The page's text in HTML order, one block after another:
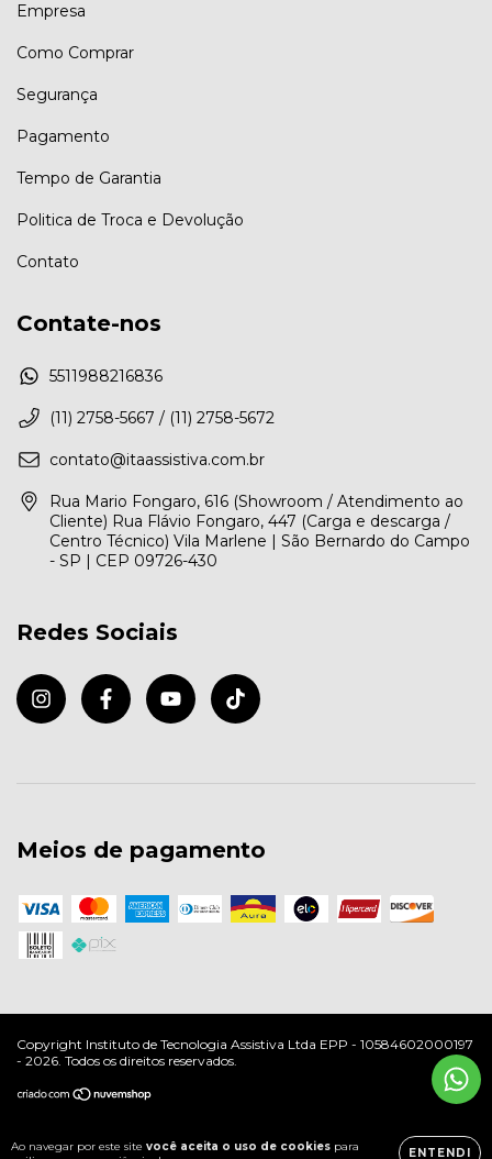
Ao navegar por este site você aceita o uso de cookies para
ENTENDI
Empresa
Como Comprar
Segurança
Pagamento
Tempo de Garantia
Politica de Troca e Devolução
Contato
Contate-nos
5511988216836
(11) 2758-5667 / (11) 2758-5672
contato@itaassistiva.com.br
Rua Mario Fongaro, 616 (Showroom / Atendimento ao
Cliente) Rua Flávio Fongaro, 447 (Carga e descarga /
Centro Técnico) Vila Marlene | São Bernardo do Campo
- SP | CEP 09726-430
Redes Sociais
Meios de pagamento
Copyright Instituto de Tecnologia Assistiva Ltda EPP - 10584602000197
- 2026. Todos os direitos reservados.